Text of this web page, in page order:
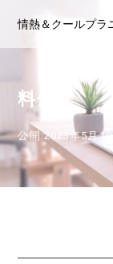
情熱＆クールプラ
料金
公開:2023年5月